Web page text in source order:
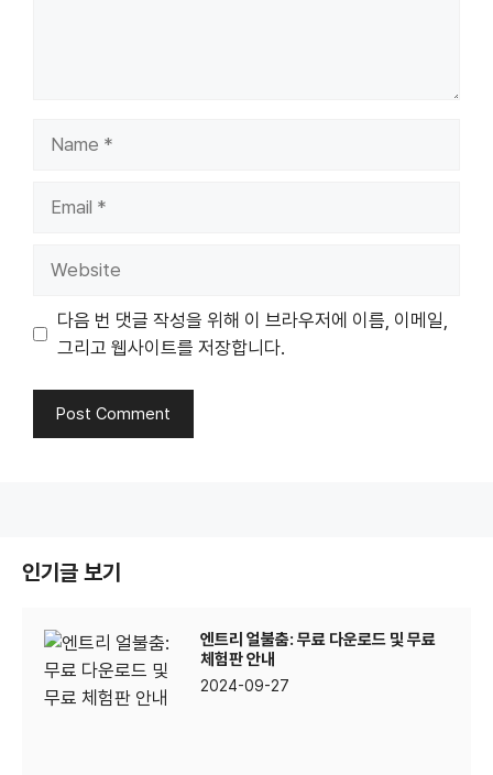
다음 번 댓글 작성을 위해 이 브라우저에 이름, 이메일,
그리고 웹사이트를 저장합니다.
인기글 보기
엔트리 얼불춤: 무료 다운로드 및 무료
체험판 안내
2024-09-27